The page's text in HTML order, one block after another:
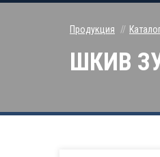
Продукция
ШКИВ